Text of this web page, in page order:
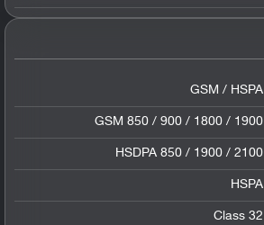
GSM / HSPA
GSM 850 / 900 / 1800 / 1900
HSDPA 850 / 1900 / 2100
HSPA
Class 32